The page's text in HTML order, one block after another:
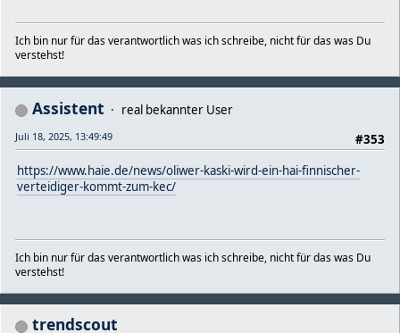
Ich bin nur für das verantwortlich was ich schreibe, nicht für das was Du
verstehst!
Assistent
real bekannter User
#353
Juli 18, 2025, 13:49:49
https://www.haie.de/news/oliwer-kaski-wird-ein-hai-finnischer-
verteidiger-kommt-zum-kec/
Ich bin nur für das verantwortlich was ich schreibe, nicht für das was Du
verstehst!
trendscout